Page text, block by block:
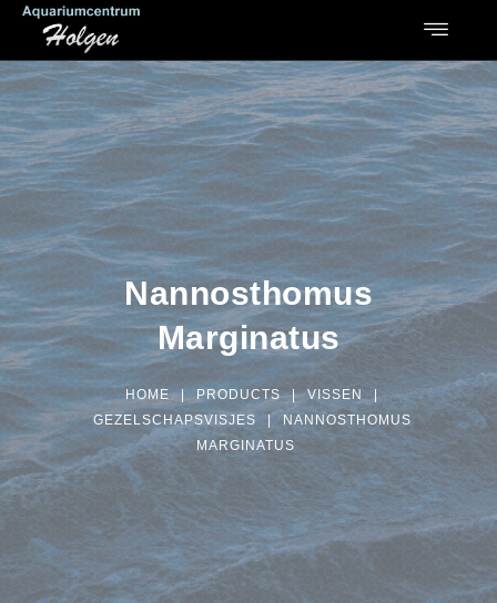
Nannosthomus
Marginatus
HOME | PRODUCTS | VISSEN
|
GEZELSCHAPSVISJES
|
NANNOSTHOMUS
MARGINATUS